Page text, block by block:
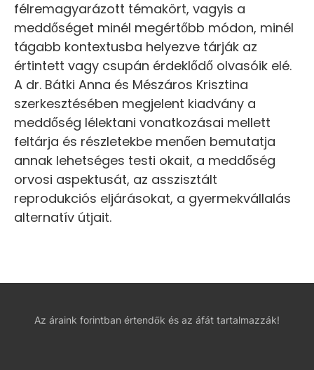
félremagyarázott témakört, vagyis a
meddőséget minél megértőbb módon, minél
tágabb kontextusba helyezve tárják az
értintett vagy csupán érdeklődő olvasóik elé.
A dr. Bátki Anna és Mészáros Krisztina
szerkesztésében megjelent kiadvány a
meddőség lélektani vonatkozásai mellett
feltárja és részletekbe menően bemutatja
annak lehetséges testi okait, a meddőség
orvosi aspektusát, az asszisztált
reprodukciós eljárásokat, a gyermekvállalás
alternatív útjait.
Az áraink forintban értendők és az áfát tartalmazzák!